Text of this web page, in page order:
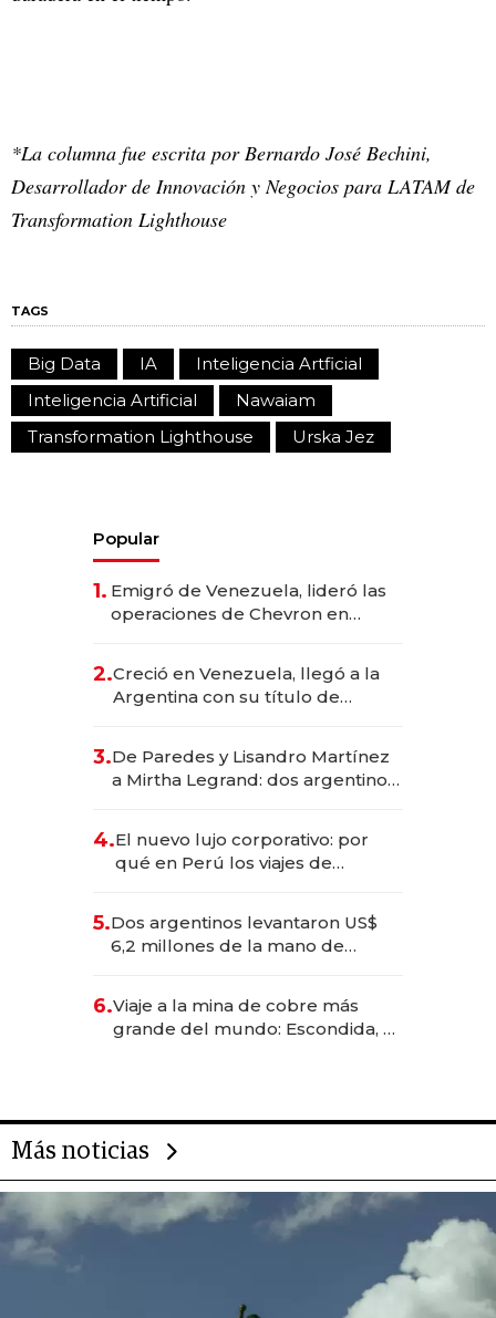
*La columna fue escrita por Bernardo José Bechini,
Desarrollador de Innovación y Negocios para LATAM de
Transformation Lighthouse
TAGS
Big Data IA
Inteligencia Artficial
Inteligencia Artificial
Nawaiam
Transformation Lighthouse
Urska Jez
Popular
1. Emigró de Venezuela, lideró las
operaciones de Chevron en
2.Creció en Venezuela, llegó a la
Argentina con su título de
las marcas "fast premium"
3.De Paredes y Lisandro Martínez
a Mirtha Legrand: dos argentinos
4.El nuevo lujo corporativo: por
qué en Perú los viajes de
para convertirse en experiencias
transformadoras
5.Dos argentinos levantaron US$
6,2 millones de la mano de
6.Viaje a la mina de cobre más
grande del mundo: Escondida, el
Más noticias